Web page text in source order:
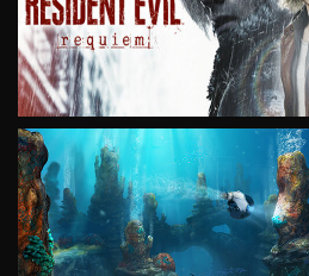
VIEW
VIEW